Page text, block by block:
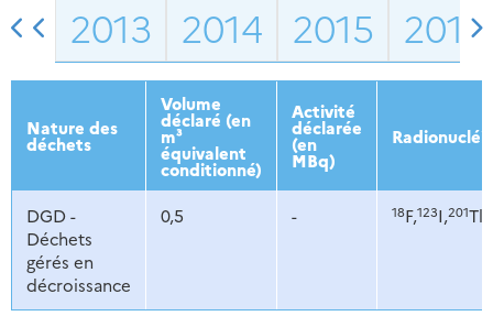
2013 2014 2015 2016
Nature des
déchets
Volume
déclaré (en
m³
équivalent
conditionné)
Activité
déclarée
(en
MBq)
DGD -
Déchets
gérés en
décroissance
0,5 - 18F,123I,201Tl,